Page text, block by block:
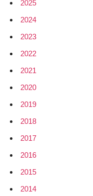
2025
2024
2023
2022
2021
2020
2019
2018
2017
2016
2015
2014